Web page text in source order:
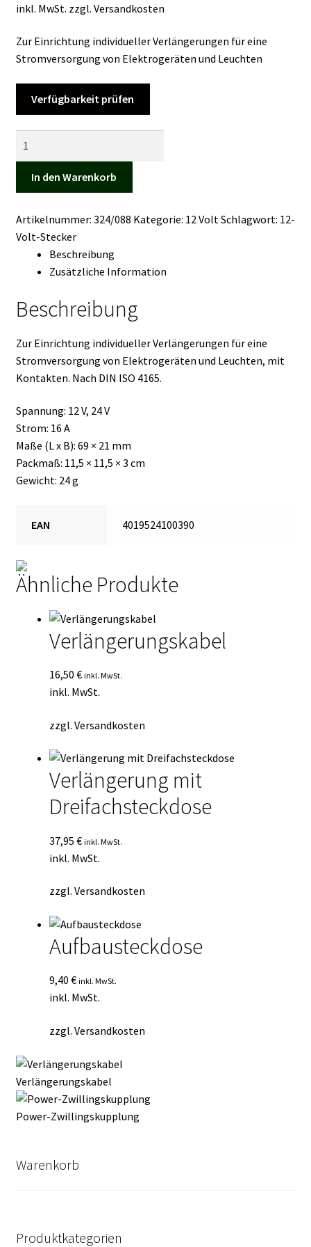
Kasse
Mein Konto
Warenkorb
inkl. MwSt. zzgl. Versandkosten
Zur Einrichtung individueller Verlängerungen für eine
Stromversorgung von Elektrogeräten und Leuchten
Verfügbarkeit prüfen
In den Warenkorb
Artikelnummer: 324/088 Kategorie: 12 Volt Schlagwort: 12-
Volt-Stecker
Beschreibung
Zusätzliche Information
Beschreibung
Zur Einrichtung individueller Verlängerungen für eine
Stromversorgung von Elektrogeräten und Leuchten, mit
Kontakten. Nach DIN ISO 4165.
Spannung: 12 V, 24 V
Strom: 16 A
Maße (L x B): 69 × 21 mm
Packmaß: 11,5 × 11,5 × 3 cm
Gewicht: 24 g
EAN 4019524100390
Ähnliche Produkte
Verlängerungskabel
16,50 € inkl. MwSt.
inkl. MwSt.
zzgl. Versandkosten
Verlängerung mit
Dreifachsteckdose
37,95 € inkl. MwSt.
inkl. MwSt.
zzgl. Versandkosten
Aufbausteckdose
9,40 € inkl. MwSt.
inkl. MwSt.
zzgl. Versandkosten
Verlängerungskabel
Power-Zwillingskupplung
Warenkorb
Produktkategorien